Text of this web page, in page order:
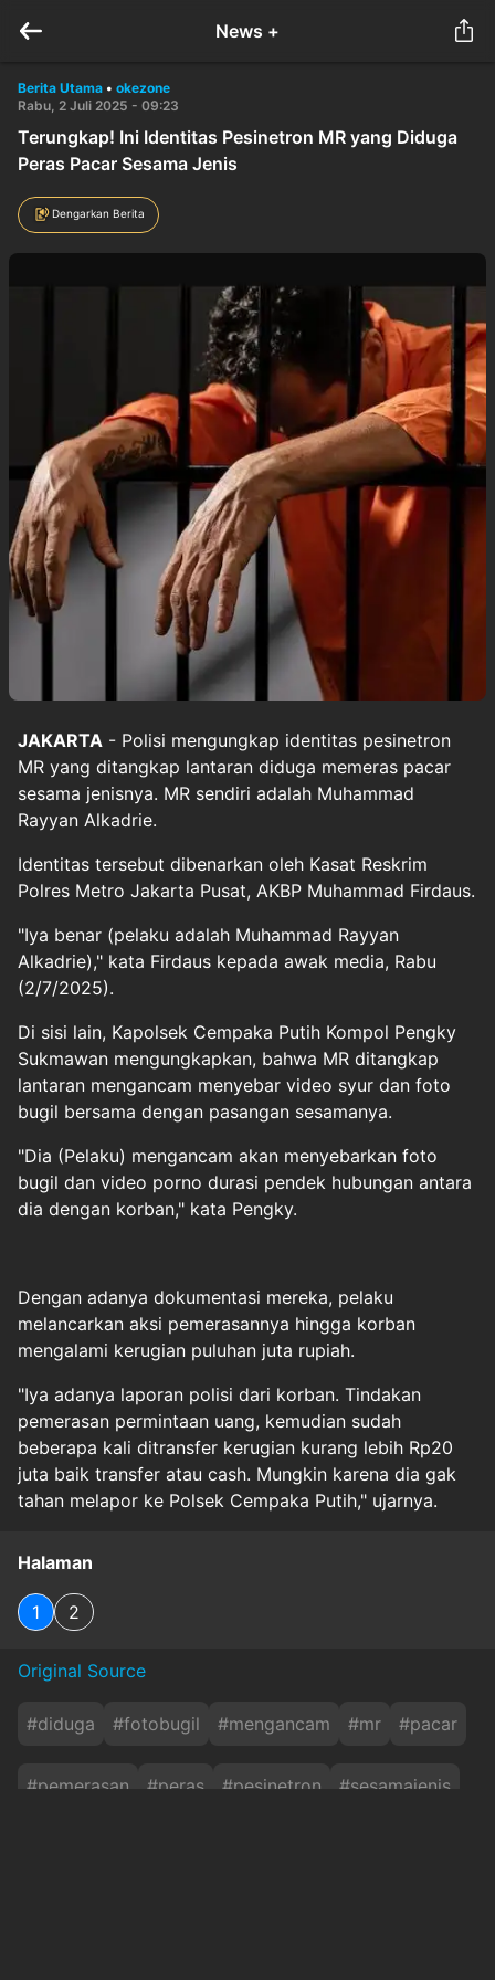
News +
Berita Utama • okezone
Rabu, 2 Juli 2025 - 09:23
Terungkap! Ini Identitas Pesinetron MR yang Diduga
Peras Pacar Sesama Jenis
Dengarkan Berita
JAKARTA - Polisi mengungkap identitas pesinetron
MR yang ditangkap lantaran diduga memeras pacar
sesama jenisnya. MR sendiri adalah Muhammad
Rayyan Alkadrie.
Identitas tersebut dibenarkan oleh Kasat Reskrim
Polres Metro Jakarta Pusat, AKBP Muhammad Firdaus.
"Iya benar (pelaku adalah Muhammad Rayyan
Alkadrie)," kata Firdaus kepada awak media, Rabu
(2/7/2025).
Di sisi lain, Kapolsek Cempaka Putih Kompol Pengky
Sukmawan mengungkapkan, bahwa MR ditangkap
lantaran mengancam menyebar video syur dan foto
bugil bersama dengan pasangan sesamanya.
"Dia (Pelaku) mengancam akan menyebarkan foto
bugil dan video porno durasi pendek hubungan antara
dia dengan korban," kata Pengky.
Dengan adanya dokumentasi mereka, pelaku
melancarkan aksi pemerasannya hingga korban
mengalami kerugian puluhan juta rupiah.
"Iya adanya laporan polisi dari korban. Tindakan
pemerasan permintaan uang, kemudian sudah
beberapa kali ditransfer kerugian kurang lebih Rp20
juta baik transfer atau cash. Mungkin karena dia gak
tahan melapor ke Polsek Cempaka Putih," ujarnya.
Halaman
1 2
Original Source
#diduga #fotobugil #mengancam #mr #pacar
#pemerasan #peras #pesinetron #sesamajenis